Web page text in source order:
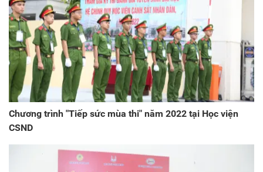
Chương trình "Tiếp sức mùa thi" năm 2022 tại Học viện
CSND